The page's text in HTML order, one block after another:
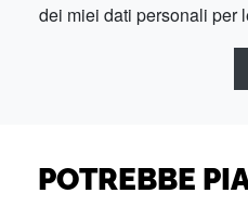
dei miei dati personali per
POTREBBE